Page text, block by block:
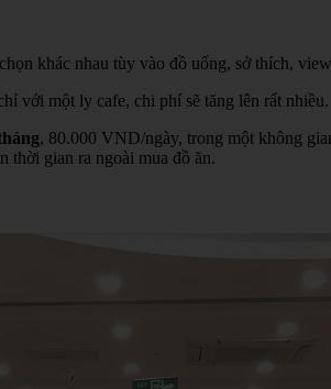
khác nhau tùy vào đồ uống, sở thích,
với một ly cafe, chi phí sẽ tăng lên rất nhiều.
, 80.000 VND/ngày, trong một không
thời gian ra ngoài mua đồ ăn.